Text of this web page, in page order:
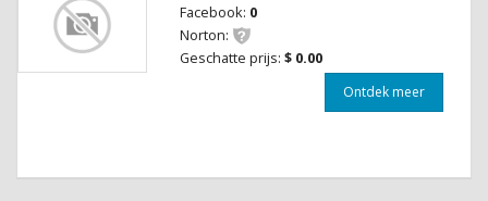
Facebook: 0
Norton:
Geschatte prijs: $ 0.00
Ontdek meer